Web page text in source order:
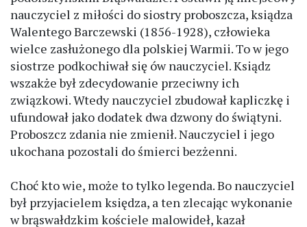
nauczyciel z miłości do siostry proboszcza, ksiądza
Walentego Barczewski (1856-1928), człowieka
wielce zasłużonego dla polskiej Warmii. To w jego
siostrze podkochiwał się ów nauczyciel. Ksiądz
wszakże był zdecydowanie przeciwny ich
związkowi. Wtedy nauczyciel zbudował kapliczkę i
ufundował jako dodatek dwa dzwony do świątyni.
Proboszcz zdania nie zmienił. Nauczyciel i jego
ukochana pozostali do śmierci bezżenni.
Choć kto wie, może to tylko legenda. Bo nauczyciel
był przyjacielem księdza, a ten zlecając wykonanie
w brąswałdzkim kościele malowideł, kazał